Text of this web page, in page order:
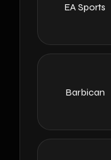
EA Sports
Barbican